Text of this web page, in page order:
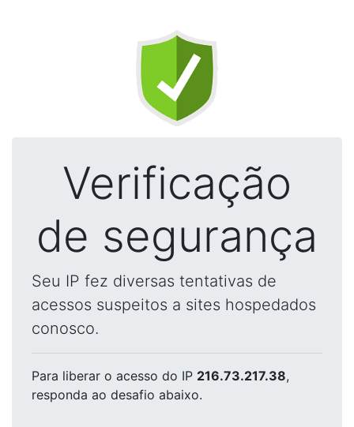
Verificação
de segurança
Seu IP fez diversas tentativas de
acessos suspeitos a sites hospedados
conosco.
Para liberar o acesso do IP 216.73.217.38,
responda ao desafio abaixo.